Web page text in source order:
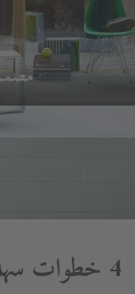
4 خطوات سهلة نحو حمام أحلامك